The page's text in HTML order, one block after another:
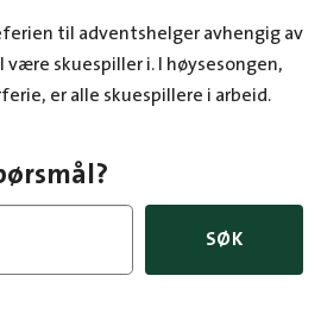
til adventshelger avhengig av
være skuespiller i. I høysesongen,
er alle skuespillere i arbeid.
SØK